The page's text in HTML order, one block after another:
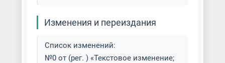
Изменения и переиздания
Список изменений:
№0 от (рег. ) «Текстовое изменение;